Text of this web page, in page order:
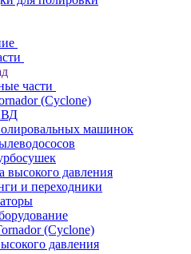
части
(Cyclone)
машинок
высокого давления
и переходники
(Cyclone)
давления